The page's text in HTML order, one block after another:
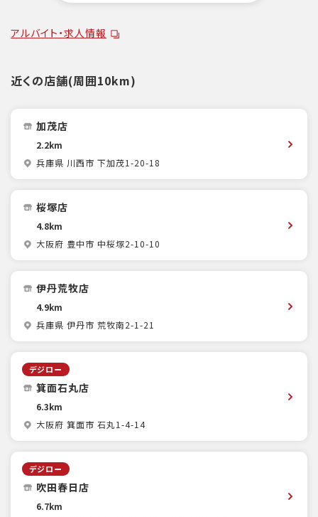
アルバイト・求人情報
近くの店舗(周囲10km)
加茂店
2.2km
兵庫県 川西市 下加茂1-20-18
桜塚店
4.8km
大阪府 豊中市 中桜塚2-10-10
伊丹荒牧店
4.9km
兵庫県 伊丹市 荒牧南2-1-21
デジロー
箕面石丸店
6.3km
大阪府 箕面市 石丸1-4-14
デジロー
吹田春日店
6.7km